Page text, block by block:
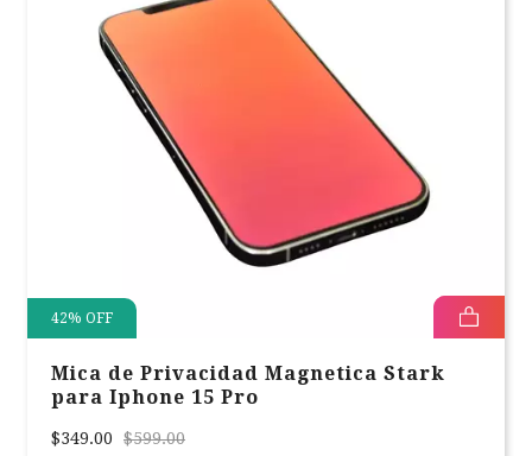
42% OFF
Mica de Privacidad Magnetica Stark
para Iphone 15 Pro
$349.00 $599.00